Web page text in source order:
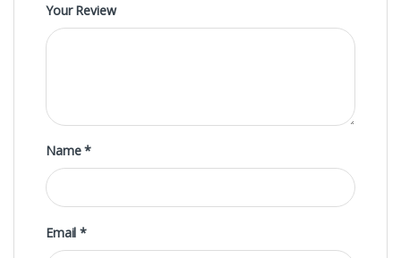
Your Review
Name*
Email*